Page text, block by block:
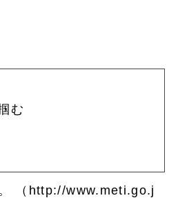
む
（http://www.meti.go.j